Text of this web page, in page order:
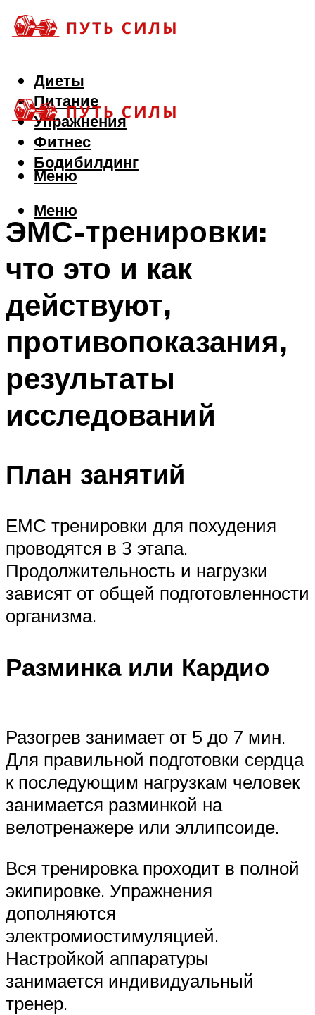
Диеты
Питание
Упражнения
Фитнес
Бодибилдинг
Меню
Меню
ЭМС-тренировки:
что это и как
действуют,
противопоказания,
результаты
исследований
План занятий
ЕМС тренировки для похудения
проводятся в 3 этапа.
Продолжительность и нагрузки
зависят от общей подготовленности
организма.
Разминка или Кардио
Разогрев занимает от 5 до 7 мин.
Для правильной подготовки сердца
к последующим нагрузкам человек
занимается разминкой на
велотренажере или эллипсоиде.
Вся тренировка проходит в полной
экипировке. Упражнения
дополняются
электромиостимуляцией.
Настройкой аппаратуры
занимается индивидуальный
тренер.